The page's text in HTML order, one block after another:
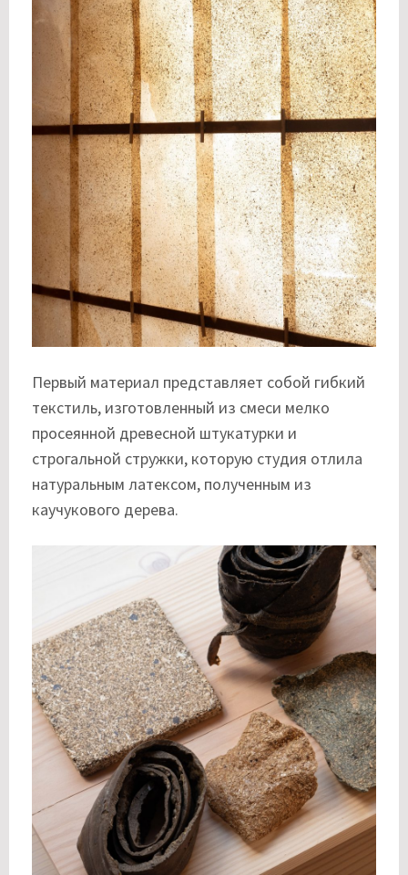
Первый материал представляет собой гибкий
текстиль, изготовленный из смеси мелко
просеянной древесной штукатурки и
строгальной стружки, которую студия отлила
натуральным латексом, полученным из
каучукового дерева.